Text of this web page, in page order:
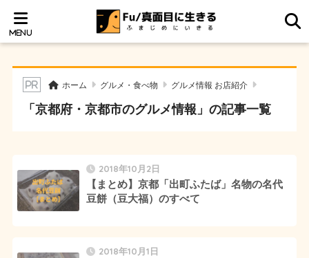
ホーム グルメ・食べ物 グルメ情報 お店紹介
「京都府・京都市のグルメ情報」の記事一覧
2018年10月2日
【まとめ】京都「出町ふたば」名物の名代
豆餅（豆大福）のすべて
2018年10月1日